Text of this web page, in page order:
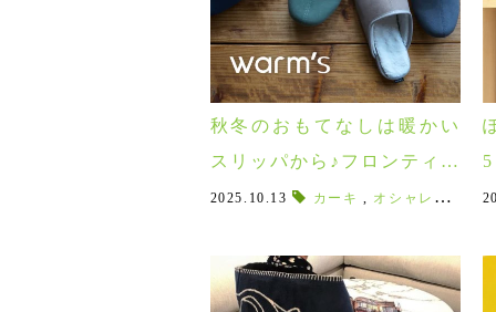
秋冬のおもてなしは暖かい
スリッパから♪フロンティア
新作の冬用スリッパ「war
しました！
2025.10.13 カーキ , オシャレなスリッパ